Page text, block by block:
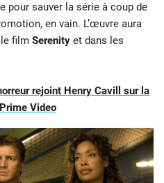
pour sauver la série à coup de
en vain. L’œuvre aura
film Serenity et dans les
rejoint Henry Cavill sur la
Video